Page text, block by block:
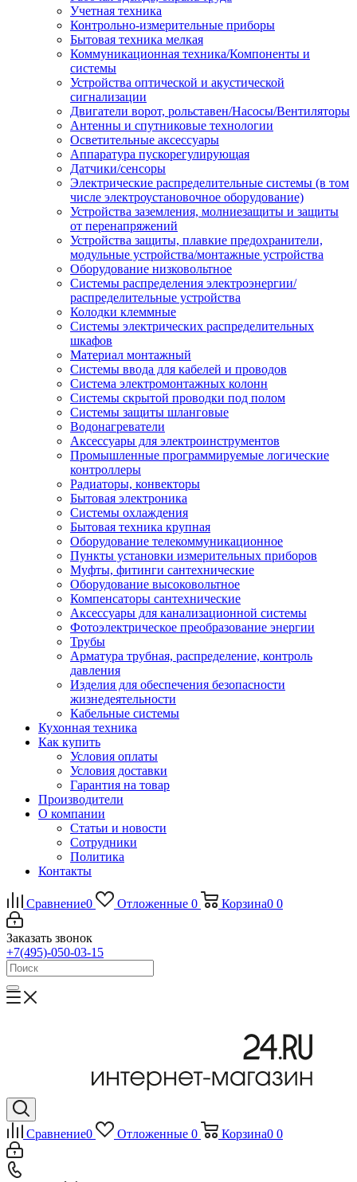
Учетная техника
Контрольно-измерительные приборы
Бытовая техника мелкая
Коммуникационная техника/Компоненты и
системы
Устройства оптической и акустической
сигнализации
Двигатели ворот, рольставен/Насосы/Вентиляторы
Антенны и спутниковые технологии
Осветительные аксессуары
Аппаратура пускорегулирующая
Датчики/сенсоры
Электрические распределительные системы (в том
числе электроустановочное оборудование)
Устройства заземления, молниезащиты и защиты
от перенапряжений
Устройства защиты, плавкие предохранители,
модульные устройства/монтажные устройства
Оборудование низковольтное
Системы распределения электроэнергии/
распределительные устройства
Колодки клеммные
Системы электрических распределительных
шкафов
Материал монтажный
Системы ввода для кабелей и проводов
Система электромонтажных колонн
Системы скрытой проводки под полом
Системы защиты шланговые
Водонагреватели
Аксессуары для электроинструментов
Промышленные программируемые логические
контроллеры
Радиаторы, конвекторы
Бытовая электроника
Системы охлаждения
Бытовая техника крупная
Оборудование телекоммуникационное
Пункты установки измерительных приборов
Муфты, фитинги сантехнические
Оборудование высоковольтное
Компенсаторы сантехнические
Аксессуары для канализационной системы
Фотоэлектрическое преобразование энергии
Трубы
Арматура трубная, распределение, контроль
давления
Изделия для обеспечения безопасности
жизнедеятельности
Кабельные системы
Кухонная техника
Как купить
Условия оплаты
Условия доставки
Гарантия на товар
Производители
О компании
Статьи и новости
Сотрудники
Политика
Контакты
Сравнение0 Отложенные 0 Корзина0 0
Заказать звонок
+7(495)-050-03-15
Сравнение0 Отложенные 0 Корзина0 0